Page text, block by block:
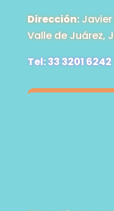
Dirección:Javier
Valle de Juárez,
Tel: 33 3201 6242